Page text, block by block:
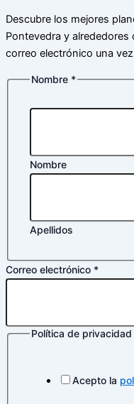
Descubre los mejores
Pontevedra y
correo electrónico una
Nombre *
Nombre
Apellidos
de
Correo electrónico *
Política de privacidad
Acepto la